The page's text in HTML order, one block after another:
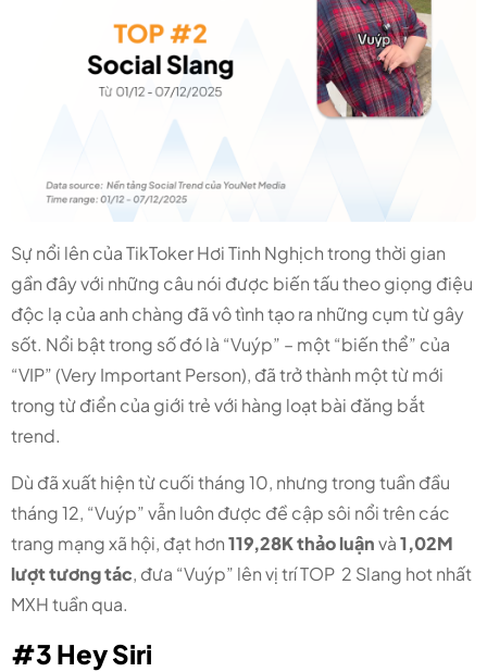
Sự nổi lên của TikToker Hơi Tinh Nghịch trong thời gian
gần đây với những câu nói được biến tấu theo giọng điệu
độc lạ của anh chàng đã vô tình tạo ra những cụm từ gây
sốt. Nổi bật trong số đó là “Vuýp” – một “biến thể” của
“VIP” (Very Important Person), đã trở thành một từ mới
trong từ điển của giới trẻ với hàng loạt bài đăng bắt
trend.
Dù đã xuất hiện từ cuối tháng 10, nhưng trong tuần đầu
tháng 12, “Vuýp” vẫn luôn được đề cập sôi nổi trên các
trang mạng xã hội, đạt hơn119,28K thảo luậnvà1,02M
lượt tương tác, đưa “Vuýp” lên vị trí TOP 2 Slang hot nhất
MXH tuần qua.
#3 Hey Siri